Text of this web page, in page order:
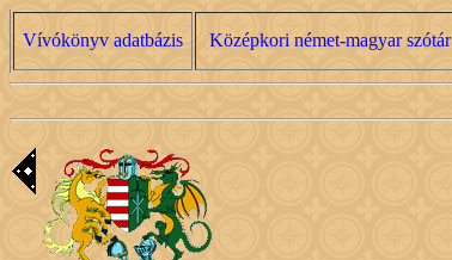
Vívókönyv adatbázis Középkori német-magyar szótár